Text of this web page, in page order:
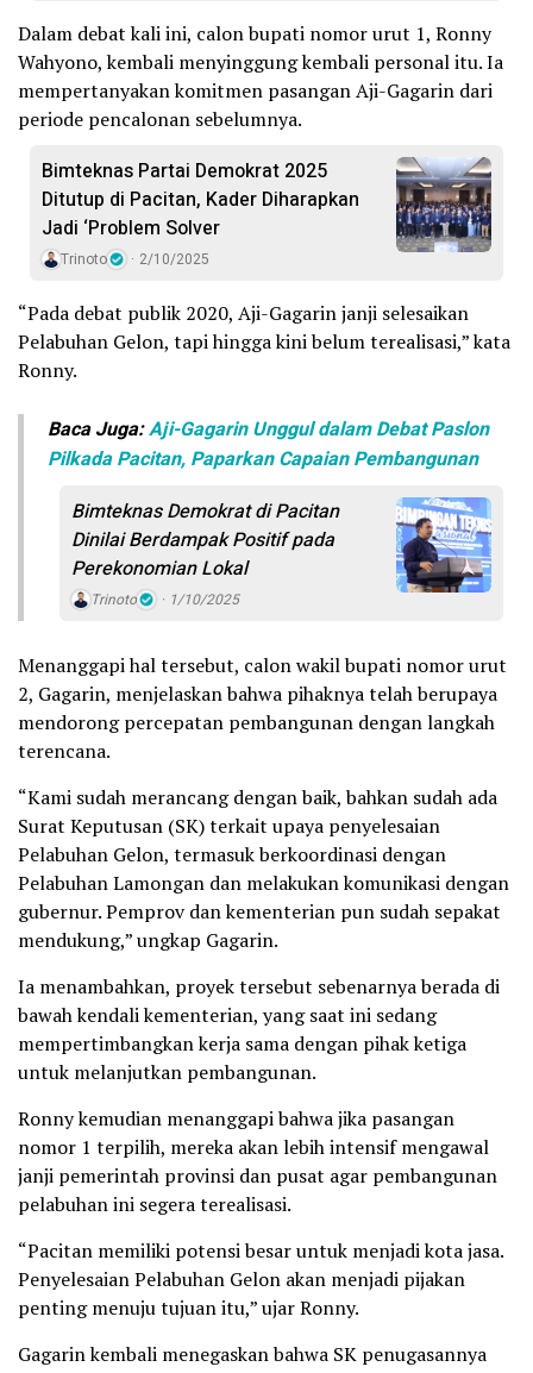
Dalam debat kali ini, calon bupati nomor urut 1, Ronny
Wahyono, kembali menyinggung kembali personal itu. Ia
mempertanyakan komitmen pasangan Aji-Gagarin dari
periode pencalonan sebelumnya.
Bimteknas Partai Demokrat 2025
Ditutup di Pacitan, Kader Diharapkan
Jadi ‘Problem Solver
Trinoto 2/10/2025
“Pada debat publik 2020, Aji-Gagarin janji selesaikan
Pelabuhan Gelon, tapi hingga kini belum terealisasi,” kata
Ronny.
Baca Juga:Aji-Gagarin Unggul dalam Debat Paslon
Pilkada Pacitan, Paparkan Capaian Pembangunan
Bimteknas Demokrat di Pacitan
Dinilai Berdampak Positif pada
Perekonomian Lokal
Trinoto 1/10/2025
Menanggapi hal tersebut, calon wakil bupati nomor urut
2, Gagarin, menjelaskan bahwa pihaknya telah berupaya
mendorong percepatan pembangunan dengan langkah
terencana.
“Kami sudah merancang dengan baik, bahkan sudah ada
Surat Keputusan (SK) terkait upaya penyelesaian
Pelabuhan Gelon, termasuk berkoordinasi dengan
Pelabuhan Lamongan dan melakukan komunikasi dengan
gubernur. Pemprov dan kementerian pun sudah sepakat
mendukung,” ungkap Gagarin.
Ia menambahkan, proyek tersebut sebenarnya berada di
bawah kendali kementerian, yang saat ini sedang
mempertimbangkan kerja sama dengan pihak ketiga
untuk melanjutkan pembangunan.
Ronny kemudian menanggapi bahwa jika pasangan
nomor 1 terpilih, mereka akan lebih intensif mengawal
janji pemerintah provinsi dan pusat agar pembangunan
pelabuhan ini segera terealisasi.
“Pacitan memiliki potensi besar untuk menjadi kota jasa.
Penyelesaian Pelabuhan Gelon akan menjadi pijakan
penting menuju tujuan itu,” ujar Ronny.
Gagarin kembali menegaskan bahwa SK penugasannya